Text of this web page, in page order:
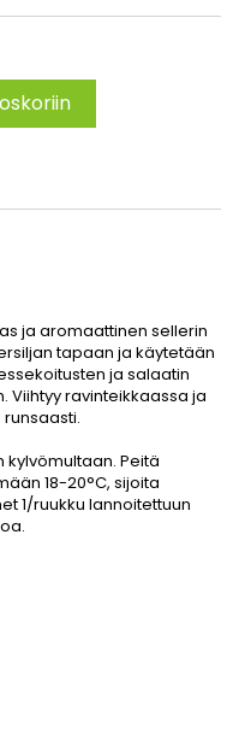
ja aromaattinen sellerin
tapaan ja käytetään
ja salaatin
Viihtyy ravinteikkaassa ja
kylvömultaan. Peitä
18-20°C, sijoita
1/ruukku lannoitettuun